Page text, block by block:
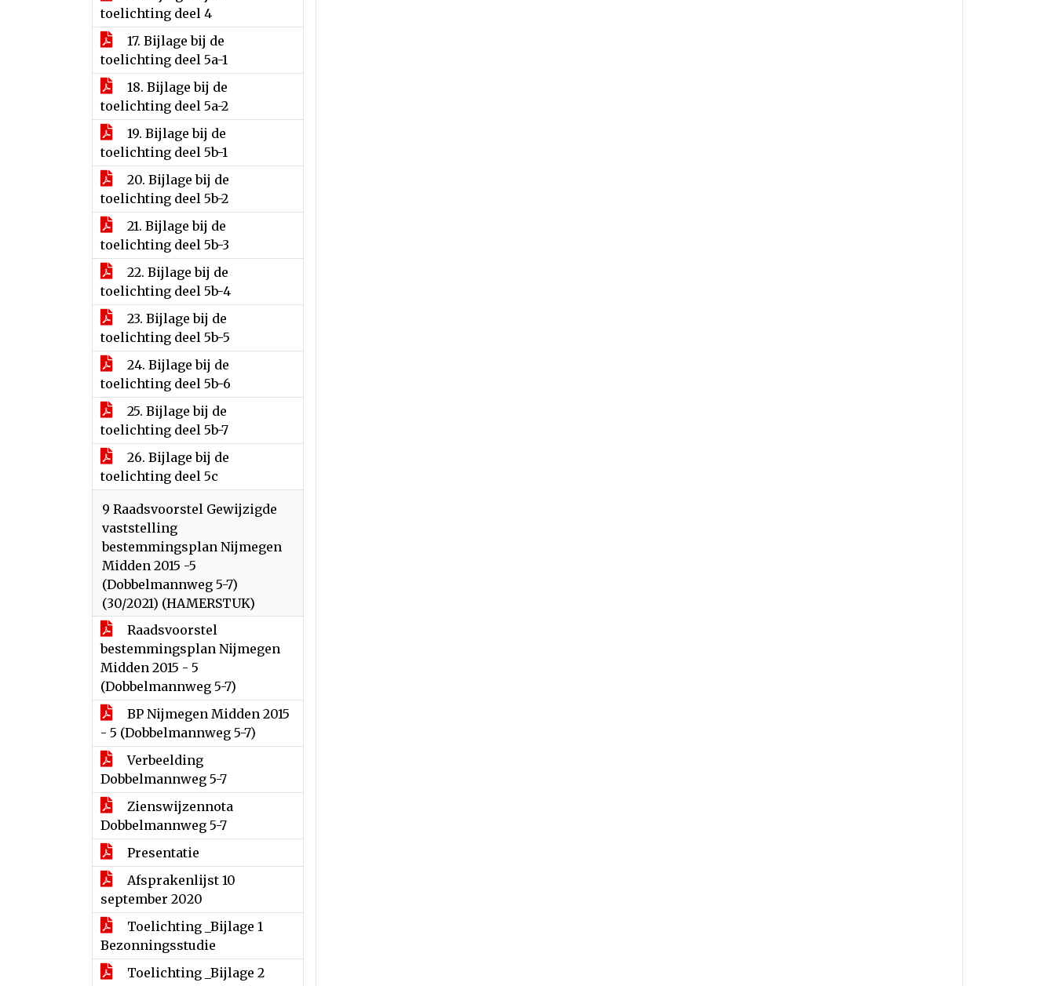
toelichting deel 4
17. Bijlage bij de
toelichting deel 5a-1
18. Bijlage bij de
toelichting deel 5a-2
19. Bijlage bij de
toelichting deel 5b-1
20. Bijlage bij de
toelichting deel 5b-2
21. Bijlage bij de
toelichting deel 5b-3
22. Bijlage bij de
toelichting deel 5b-4
23. Bijlage bij de
toelichting deel 5b-5
24. Bijlage bij de
toelichting deel 5b-6
25. Bijlage bij de
toelichting deel 5b-7
26. Bijlage bij de
toelichting deel 5c
9 Raadsvoorstel Gewijzigde
vaststelling
bestemmingsplan Nijmegen
Midden 2015 -5
(Dobbelmannweg 5-7)
(30/2021) (HAMERSTUK)
Raadsvoorstel
bestemmingsplan Nijmegen
Midden 2015 - 5
(Dobbelmannweg 5-7)
BP Nijmegen Midden 2015
- 5 (Dobbelmannweg 5-7)
Verbeelding
Dobbelmannweg 5-7
Zienswijzennota
Dobbelmannweg 5-7
Presentatie
Afsprakenlijst 10
september 2020
Toelichting _Bijlage 1
Bezonningsstudie
Toelichting _Bijlage 2